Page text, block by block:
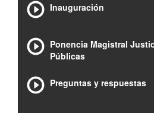
Inauguración
Ponencia Magistral
Públicas
Preguntas y respuestas